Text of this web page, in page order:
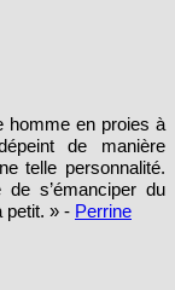
homme en proies à
de manière
telle personnalité.
s’émanciper du
petit. » - Perrine